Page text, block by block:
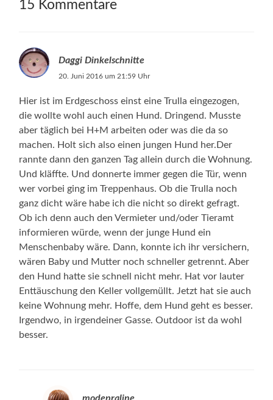
15 Kommentare
Daggi Dinkelschnitte
20. Juni 2016 um 21:59 Uhr
Hier ist im Erdgeschoss einst eine Trulla eingezogen,
die wollte wohl auch einen Hund. Dringend. Musste
aber täglich bei H+M arbeiten oder was die da so
machen. Holt sich also einen jungen Hund her.Der
rannte dann den ganzen Tag allein durch die Wohnung.
Und kläffte. Und donnerte immer gegen die Tür, wenn
wer vorbei ging im Treppenhaus. Ob die Trulla noch
ganz dicht wäre habe ich die nicht so direkt gefragt.
Ob ich denn auch den Vermieter und/oder Tieramt
informieren würde, wenn der junge Hund ein
Menschenbaby wäre. Dann, konnte ich ihr versichern,
wären Baby und Mutter noch schneller getrennt. Aber
den Hund hatte sie schnell nicht mehr. Hat vor lauter
Enttäuschung den Keller vollgemüllt. Jetzt hat sie auch
keine Wohnung mehr. Hoffe, dem Hund geht es besser.
Irgendwo, in irgendeiner Gasse. Outdoor ist da wohl
besser.
modepraline